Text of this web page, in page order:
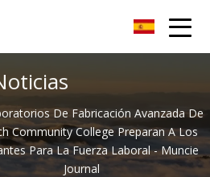
De Fabricación Avanzada De
Community College Preparan A Los
Para La Fuerza Laboral - Muncie
Journal